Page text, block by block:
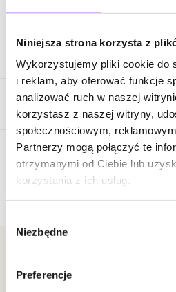
Niniejsza strona korzysta z
Wykorzystujemy pliki cookie do
i reklam, aby oferować funkcje
analizować ruch w naszej
korzystasz z naszej witryny,
społecznościowym,
Partnerzy mogą połączyć te
otrzymanymi od Ciebie lub
korzystania z ich usług.
zgody
Niezbędne
Preferencje
Opis produktu
Odważna, nowoczesna i pełna
szeroka bransoletka z nieregularną,
która nadaje jej wyjątkowej głębi i
od niej w niepowtarzalny sposób.
formami i ręcznie kształtowanym
organiczną linią oraz wyrazistym
Szeroka forma pięknie podkreśla
nieregularną fakturą tworzy efekt
nie potrzebuje dodatkowych ozdób,
Cechy produktu
Opinie
Jeszcze nikt nie ocenił tego
produkcie!
Bądź na bieżąco z nowościami i